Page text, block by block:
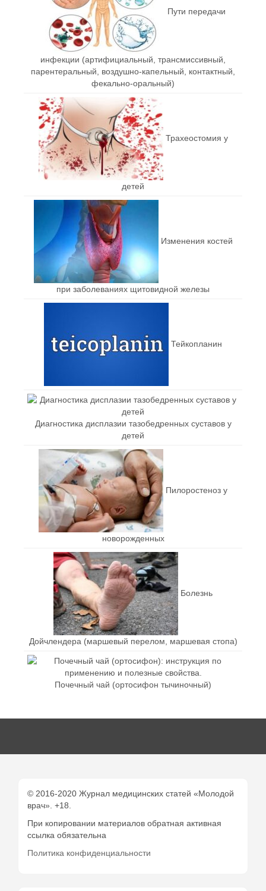
Пути передачи
инфекции (артифициальный, трансмиссивный,
парентеральный, воздушно-капельный, контактный,
фекально-оральный)
Трахеостомия у
детей
Изменения костей
при заболеваниях щитовидной железы
Тейкопланин
Диагностика дисплазии тазобедренных суставов у
детей
Пилоростеноз у
новорожденных
Болезнь
Дойчлендера (маршевый перелом, маршевая стопа)
Почечный чай (ортосифон тычиночный)
© 2016-2020 Журнал медицинских статей «Молодой
врач». +18.
При копировании материалов обратная активная
ссылка обязательна
Политика конфиденциальности